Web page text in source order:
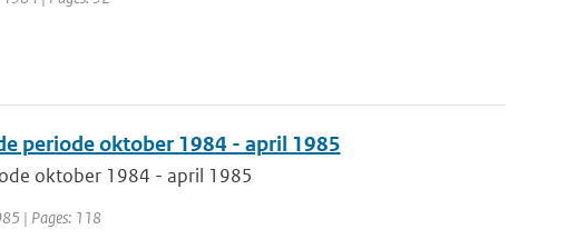
periode oktober 1984 - april 1985
oktober 1984 - april 1985
| Pages: 118